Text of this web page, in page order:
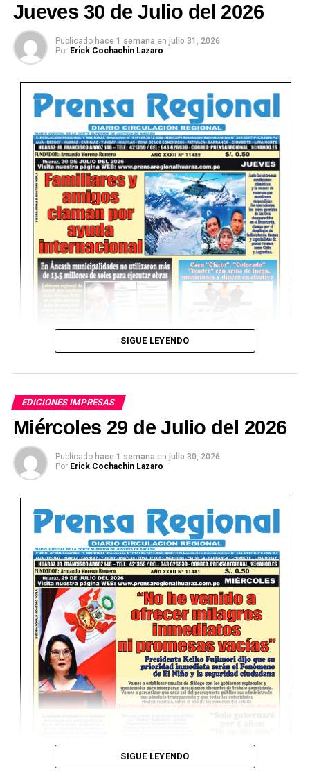
Jueves 30 de Julio del 2026
Publicado hace 1 semana en julio 31, 2026
Por Erick Cochachin Lazaro
SIGUE LEYENDO
EDICIONES IMPRESAS
Miércoles 29 de Julio del 2026
Publicado hace 1 semana en julio 30, 2026
Por Erick Cochachin Lazaro
SIGUE LEYENDO